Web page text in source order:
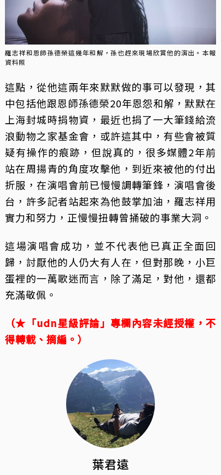
羅志祥和恩師孫德榮這幾年和解，孫也趕來現場欣賞他的演出。本報
資料照
這點，從他這兩年來默默做的事可以發現，其
中包括他跟恩師孫德榮20年恩怨和解，默默在
上海封城時捐物資，最近也捐了一大筆錢給流
浪動物之家基金會，或許這其中，有些會被質
疑有操作的痕跡，但說真的，很多媒體2年前
站在周揚青的角度攻擊他，到近來被他的付出
折服，在演唱會前已慢慢調轉筆鋒，演唱會後
台，許多記者站起來為他鼓掌加油，羅志祥用
實力和努力，正慢慢扭轉曾捅破的事業大洞。
這場演唱會成功，並不代表他已真正全面回
歸，討厭他的人仍大有人在，但對那晚，小巨
蛋裡的一萬歌迷而言，除了滿足，對他，還都
充滿敬佩。
（★「udn星級評論」專欄內容未經授權，不
得轉載、摘編。）
葉君遠